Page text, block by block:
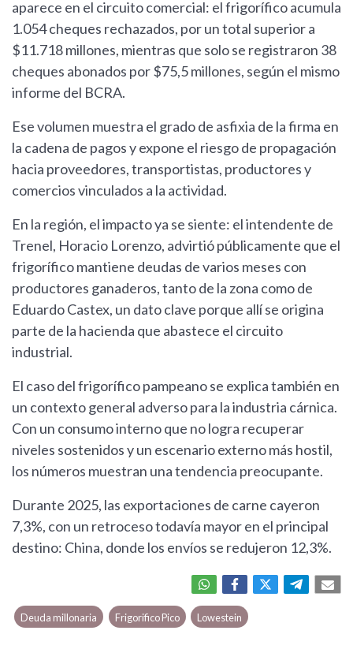
aparece en el circuito comercial: el frigorífico acumula
1.054 cheques rechazados, por un total superior a
$11.718 millones, mientras que solo se registraron 38
cheques abonados por $75,5 millones, según el mismo
informe del BCRA.
Ese volumen muestra el grado de asfixia de la firma en
la cadena de pagos y expone el riesgo de propagación
hacia proveedores, transportistas, productores y
comercios vinculados a la actividad.
En la región, el impacto ya se siente: el intendente de
Trenel, Horacio Lorenzo, advirtió públicamente que el
frigorífico mantiene deudas de varios meses con
productores ganaderos, tanto de la zona como de
Eduardo Castex, un dato clave porque allí se origina
parte de la hacienda que abastece el circuito
industrial.
El caso del frigorífico pampeano se explica también en
un contexto general adverso para la industria cárnica.
Con un consumo interno que no logra recuperar
niveles sostenidos y un escenario externo más hostil,
los números muestran una tendencia preocupante.
Durante 2025, las exportaciones de carne cayeron
7,3%, con un retroceso todavía mayor en el principal
destino: China, donde los envíos se redujeron 12,3%.
Deuda millonaria Frigorifico Pico Lowestein